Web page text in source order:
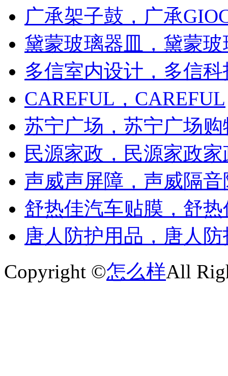
广承架子鼓，广承
黛蒙玻璃器皿，黛蒙玻
多信室内设计，多信科
CAREFUL，CAREFUL
苏宁广场，苏宁广场
民源家政，民源家政
声威声屏障，声威隔音
舒热佳汽车贴膜，舒
唐人防护用品，唐人防
Copyright ©怎么样All